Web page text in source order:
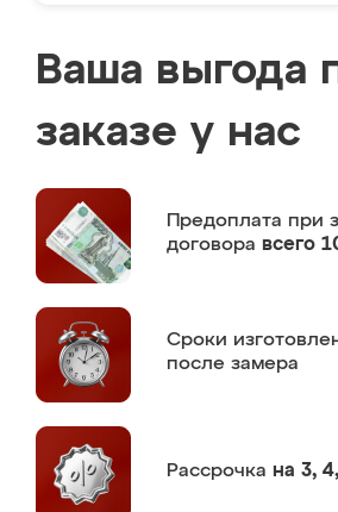
Ваша выгода
заказе у нас
Предоплата при
договора всего
Сроки
после замера
Рассрочка на 3,